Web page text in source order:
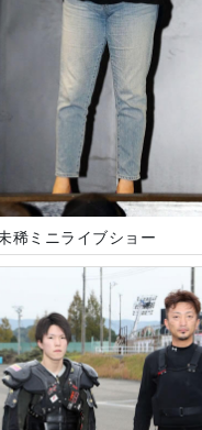
稀ミニライブショー